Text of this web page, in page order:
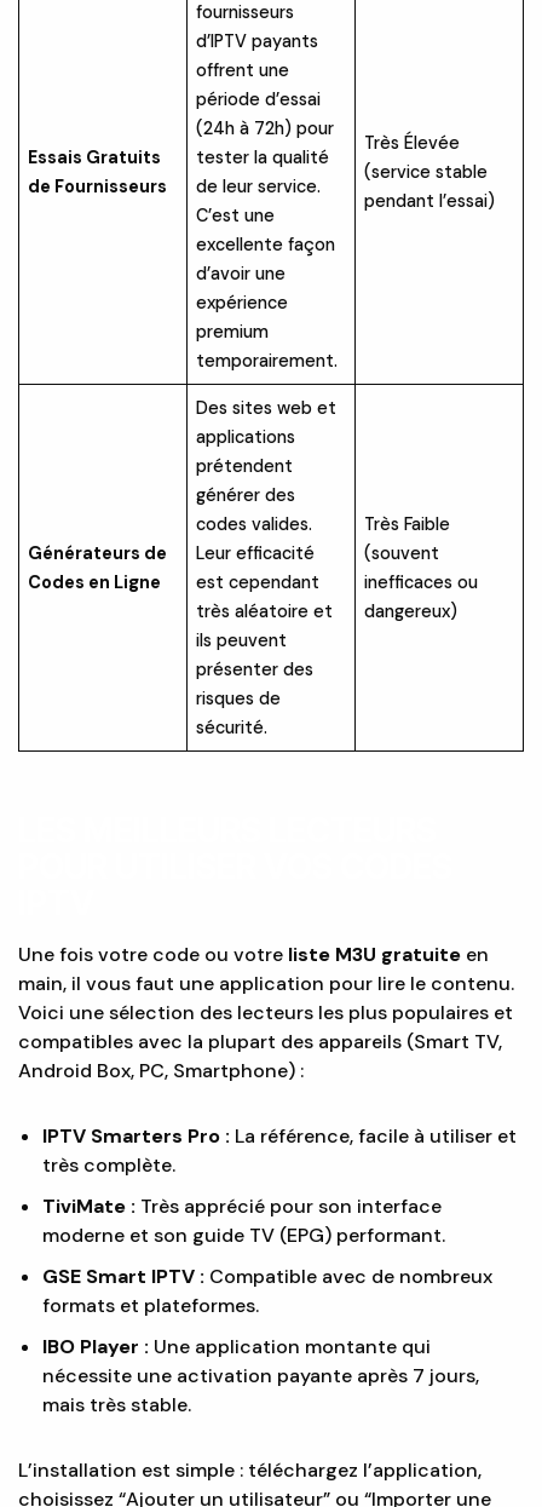
Essais Gratuits
de Fournisseurs
fournisseurs
d’IPTV payants
offrent une
période d’essai
(24h à 72h) pour
tester la qualité
de leur service.
C’est une
excellente façon
d’avoir une
expérience
premium
temporairement.
Très Élevée
(service stable
pendant l’essai)
Générateurs de
Codes en Ligne
Des sites web et
applications
prétendent
générer des
codes valides.
Leur efficacité
est cependant
très aléatoire et
ils peuvent
présenter des
risques de
sécurité.
Très Faible
(souvent
inefficaces ou
dangereux)
Une fois votre code ou votre liste M3U gratuite en
main, il vous faut une application pour lire le contenu.
Voici une sélection des lecteurs les plus populaires et
compatibles avec la plupart des appareils (Smart TV,
Android Box, PC, Smartphone) :
IPTV Smarters Pro : La référence, facile à utiliser et
très complète.
TiviMate : Très apprécié pour son interface
moderne et son guide TV (EPG) performant.
GSE Smart IPTV : Compatible avec de nombreux
formats et plateformes.
IBO Player : Une application montante qui
nécessite une activation payante après 7 jours,
mais très stable.
L’installation est simple : téléchargez l’application,
choisissez “Ajouter un utilisateur” ou “Importer une